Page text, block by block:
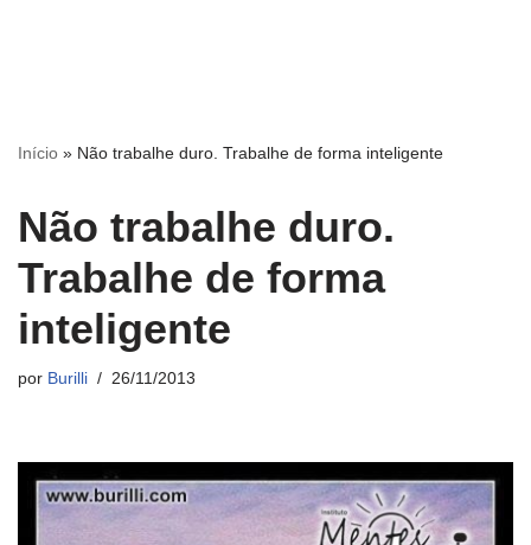
Início » Não trabalhe duro. Trabalhe de forma inteligente
Não trabalhe duro.
Trabalhe de forma
inteligente
por Burilli 26/11/2013